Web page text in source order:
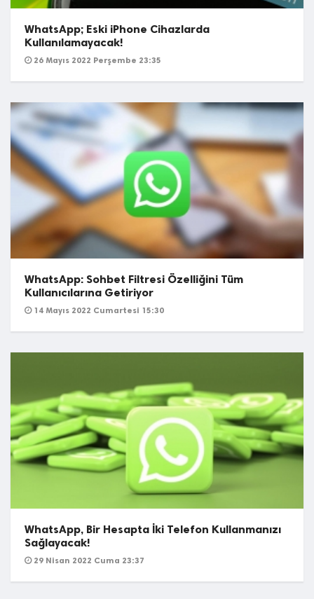
WhatsApp; Eski iPhone Cihazlarda
Kullanılamayacak!
26 Mayıs 2022 Perşembe 23:35
WhatsApp: Sohbet Filtresi Özelliğini Tüm
Kullanıcılarına Getiriyor
14 Mayıs 2022 Cumartesi 15:30
WhatsApp, Bir Hesapta İki Telefon Kullanmanızı
Sağlayacak!
29 Nisan 2022 Cuma 23:37